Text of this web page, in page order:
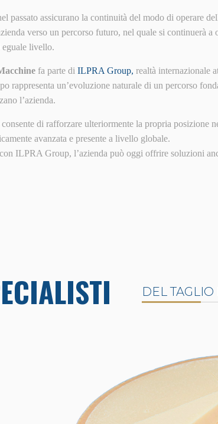
passato assicurano la continuità del modo di operare
verso un percorso futuro, nel quale si continuerà
eguale livello.
fa parte di ILPRA Group, realtà internazionale
rappresenta un’evoluzione naturale di un percorso
l’azienda.
di rafforzare ulteriormente la propria posizione
avanzata e presente a livello globale.
ILPRA Group, l’azienda può oggi offrire soluzioni
DEL